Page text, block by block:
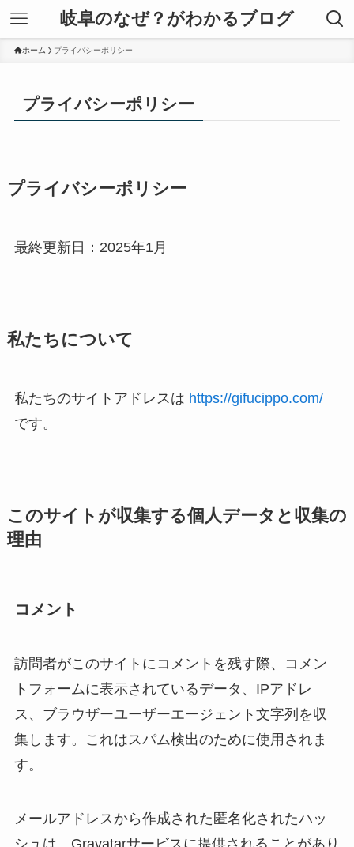
岐阜のなぜ？がわかるブログ
ホーム プライバシーポリシー
プライバシーポリシー
プライバシーポリシー
最終更新日：2025年1月
私たちについて
私たちのサイトアドレスは https://gifucippo.com/
です。
このサイトが収集する個人データと収集の
理由
コメント
訪問者がこのサイトにコメントを残す際、コメン
トフォームに表示されているデータ、IPアドレ
ス、ブラウザーユーザーエージェント文字列を収
集します。これはスパム検出のために使用されま
す。
メールアドレスから作成された匿名化されたハッ
シュは、Gravatarサービスに提供されることがあり